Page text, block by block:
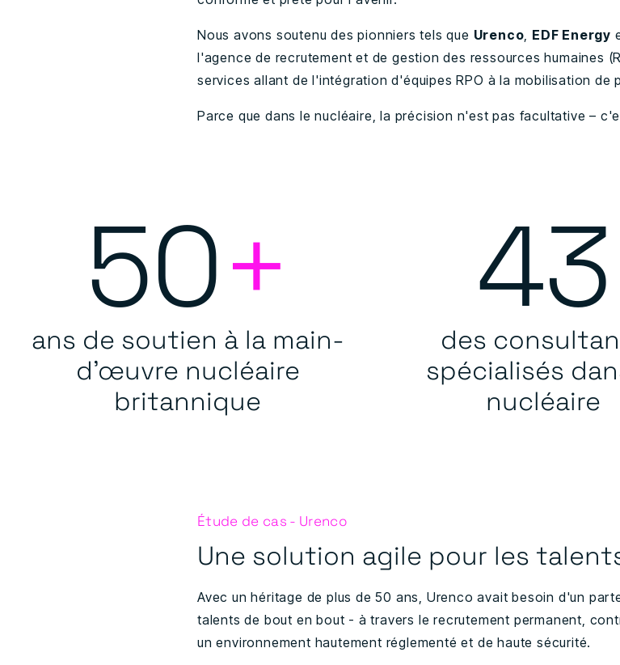
Nous avons soutenu des pionniers tels que Urenco, EDF Energy
l'agence de recrutement et de gestion des ressources humaines
services allant de l'intégration d'équipes RPO à la mobilisation de
Parce que dans le nucléaire, la précision n'est pas facultative–
50+
ans de soutien à la main-
d'œuvre nucléaire
britannique
43
des
spécialisés
nucléaire
Étude de cas - Urenco
Une solution agile pour les
Avec un héritage de plus de 50 ans, Urenco avait besoin d'un
talents de bout en bout - à travers le recrutement permanent,
un environnement hautement réglementé et de haute sécurité.